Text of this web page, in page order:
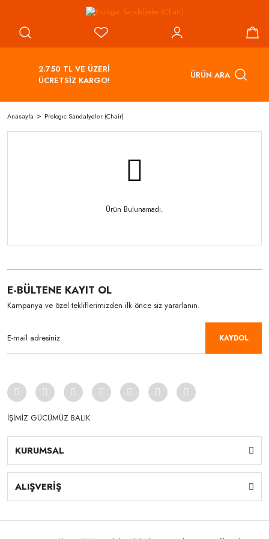
2.750 TL VE ÜZERİ
ÜCRETSİZ KARGO!
ÜRÜN ARA
Anasayfa Prologıc Sandalyeler (Chair)
Ürün Bulunamadı.
E-BÜLTENE KAYIT OL
Kampanya ve özel tekliflerimizden ilk önce siz yararlanın.
KAYDOL
İŞİMİZ GÜCÜMÜZ BALIK
KURUMSAL
ALIŞVERİŞ